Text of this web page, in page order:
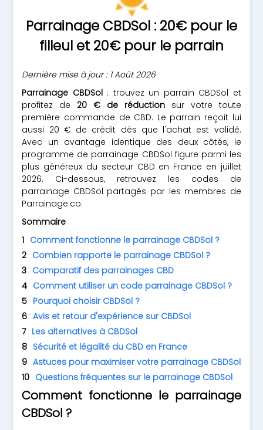
Parrainage CBDSol : 20€ pour le
filleul et 20€ pour le parrain
Dernière mise à jour : 1 Août 2026
Parrainage CBDSol: trouvez un parrain CBDSol et
profitez de 20 € de réductionsur votre toute
première commande de CBD. Le parrain reçoit lui
aussi 20 € de crédit dès que l'achat est validé.
Avec un avantage identique des deux côtés, le
programme de parrainage CBDSol figure parmi les
plus généreux du secteur CBD en France en juillet
2026. Ci-dessous, retrouvez les codes de
parrainage CBDSol partagés par les membres de
Parrainage.co.
Sommaire
Comment fonctionne le parrainage CBDSol ?
Combien rapporte le parrainage CBDSol ?
Comparatif des parrainages CBD
Comment utiliser un code parrainage CBDSol ?
Pourquoi choisir CBDSol ?
Avis et retour d'expérience sur CBDSol
Les alternatives à CBDSol
Sécurité et légalité du CBD en France
Astuces pour maximiser votre parrainage CBDSol
Questions fréquentes sur le parrainage CBDSol
Comment fonctionne le parrainage
CBDSol ?